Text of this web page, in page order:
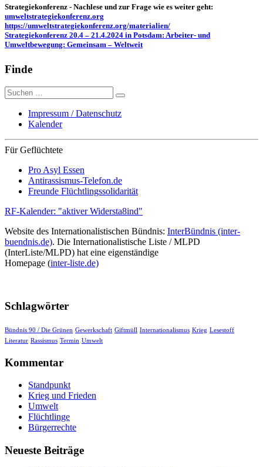
Strategiekonferenz - Nachlese und zur Frage wie es weiter geht:
umweltstrategiekonferenz.org
https://umweltstrategiekonferenz.org/materialien/
Strategiekonferenz 20.4 – 21.4.2024 in Potsdam: Arbeiter- und
Umweltbewegung: Gemeinsam – Weltweit
Finde
Suche
nach:
Impressum / Datenschutz
Kalender
Für Geflüchtete
Pro Asyl Essen
Antirassismus-Telefon.de
Freunde Flüchtlingssolidarität
RF-Kalender: "aktiver Widersta8ind"
Website des Internationalistischen Bündnis: InterBündnis (inter-
buendnis.de). Die Internationalistische Liste / MLPD
(InterListe/MLPD) hat eine eigenständige
Homepage (inter-liste.de)
Schlagwörter
Bündnis 90 / Die Grünen Gewerkschaft Giftmüll Internationalismus Krieg Lesestoff
Literatur Rassismus Termin Umwelt
Kommentar
Standpunkt
Krieg und Frieden
Umwelt
Flüchtlinge
Bürgerrechte
Neueste Beiträge